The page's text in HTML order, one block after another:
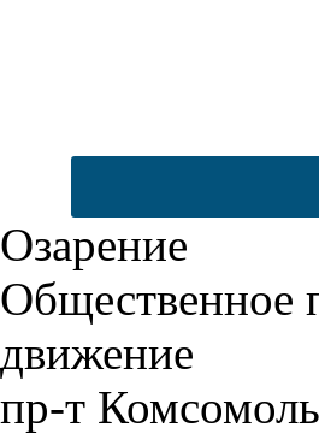
Озарение
Общественное
движение
пр-т